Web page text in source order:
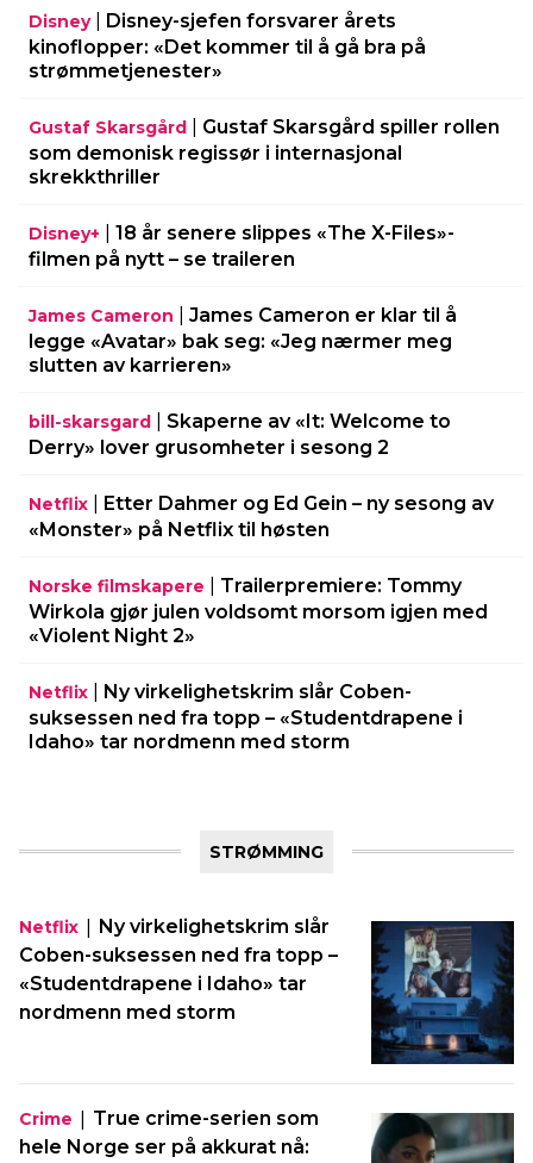
Disney|
Disney-sjefen forsvarer årets
kinoflopper: «Det kommer til å gå bra på
strømmetjenester»
Gustaf Skarsgård
Gustaf Skarsgård spiller rollen
som demonisk regissør i internasjonal
skrekkthriller
Disney+
18 år senere slippes «The X-Files»-
filmen på nytt – se traileren
James Cameron
James Cameron er klar til å
legge «Avatar» bak seg: «Jeg nærmer meg
slutten av karrieren»
bill-skarsgard
Skaperne av «It: Welcome to
Derry» lover grusomheter i sesong 2
Netflix
Etter Dahmer og Ed Gein – ny sesong av
«Monster» på Netflix til høsten
Norske filmskapere
Trailerpremiere: Tommy
Wirkola gjør julen voldsomt morsom igjen med
«Violent Night 2»
Netflix
Ny virkelighetskrim slår Coben-
suksessen ned fra topp – «Studentdrapene i
Idaho» tar nordmenn med storm
STRØMMING
Netflix | Ny virkelighetskrim slår
Coben-suksessen ned fra topp –
«Studentdrapene i Idaho» tar
nordmenn med storm
Crime | True crime-serien som
hele Norge ser på akkurat nå: